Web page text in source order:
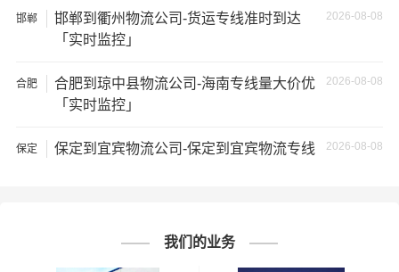
标签：
# 三亚专线 # 三亚货运
# 三亚物流
# 邯郸专线
# 邯郸货运
邯郸 2026-08-08
邯郸到衢州物流公司-货运专线准时到达
「实时监控」
合肥 2026-08-08
合肥到琼中县物流公司-海南专线量大价优
「实时监控」
保定 2026-08-08
保定到宜宾物流公司-保定到宜宾物流专线
我们的业务